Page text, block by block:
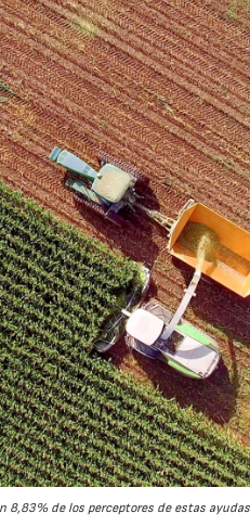
8,83% de los perceptores de estas